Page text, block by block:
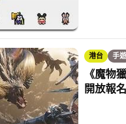
港台 手遊
《魔物
開放報名